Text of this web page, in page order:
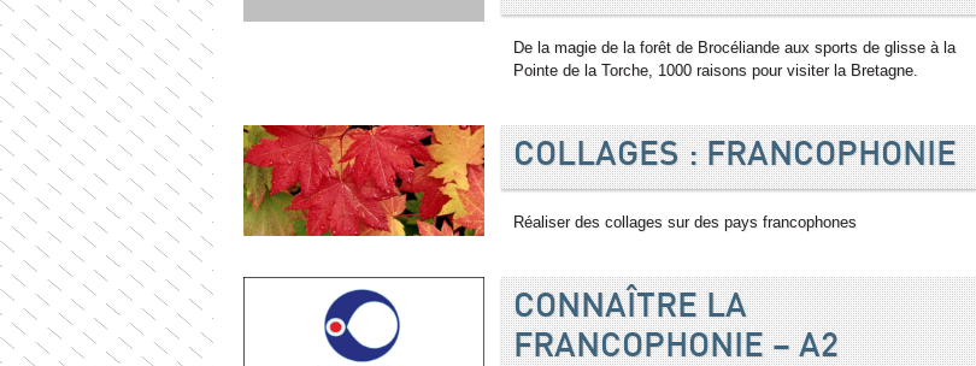
De la magie de la forêt de Brocéliande aux sports de glisse à la
Pointe de la Torche, 1000 raisons pour visiter la Bretagne.
COLLAGES : FRANCOPHONIE
Réaliser des collages sur des pays francophones
CONNAÎTRE LA
FRANCOPHONIE – A2